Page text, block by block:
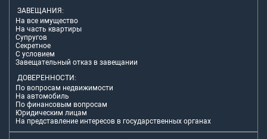
ЗАВЕЩАНИЯ:
На все имущество
На часть квартиры
Супругов
Секретное
С условием
Завещательный отказ в завещании
ДОВЕРЕННОСТИ:
По вопросам недвижимости
На автомобиль
По финансовым вопросам
Юридическим лицам
На представление интересов в государственных органах